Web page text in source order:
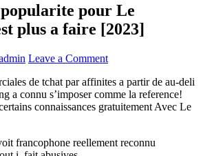
pour Le
plus a faire [2023]
Leave a Comment
de tchat par affinites a partir de au-deli
a connu s’imposer comme la reference!
connaissances gratuitement Avec Le
francophone reellement reconnu